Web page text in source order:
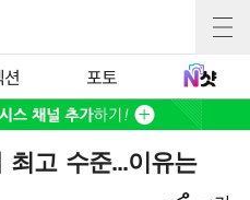
포토
고 수준...이유는